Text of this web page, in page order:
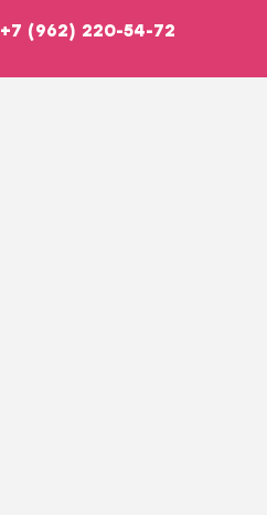
+7 (962) 220-54-72